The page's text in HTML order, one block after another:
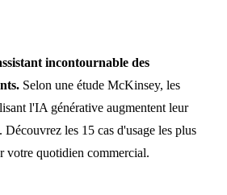
incontournable des
Selon une étude McKinsey, les
l'IA générative augmentent leur
les 15 cas d'usage les plus
votre quotidien commercial.